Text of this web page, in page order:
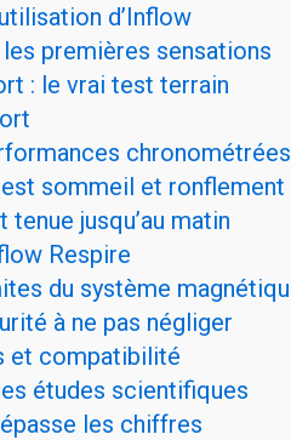
d’Inflow
premières sensations
: le vrai test terrain
chronométrées
sommeil et ronflement
jusqu’au matin
Respire
du système
à ne pas négliger
et compatibilité
études scientifiques
les chiffres